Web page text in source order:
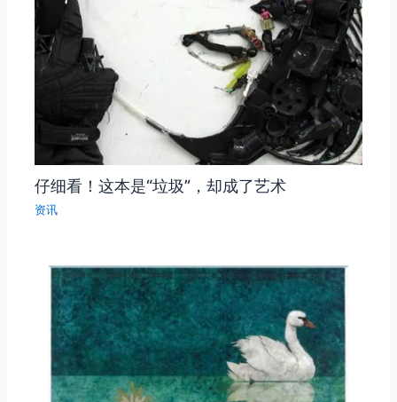
仔细看！这本是“垃圾”，却成了艺术
资讯